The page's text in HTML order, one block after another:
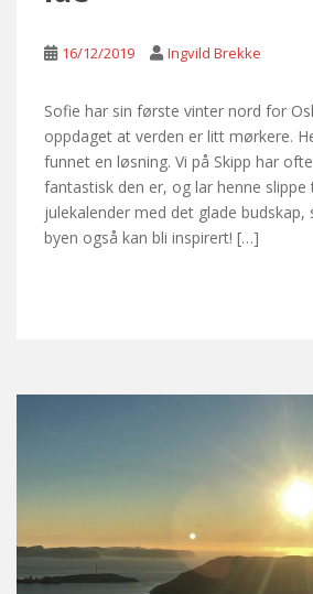
16/12/2019 Ingvild Brekke
Sofie har sin første vinter nord for
oppdaget at verden er litt mørkere.
funnet en løsning. Vi på Skipp har
fantastisk den er, og lar henne slippe
julekalender med det glade budskap,
byen også kan bli inspirert! […]